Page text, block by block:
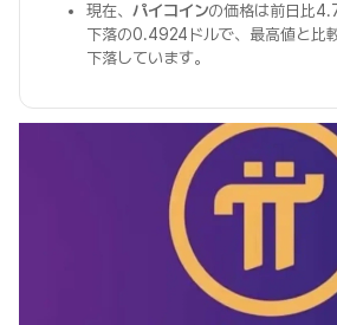
現在、 パイコインの価格は前日比
下落の0.4924ドルで、最高値と比
下落しています。